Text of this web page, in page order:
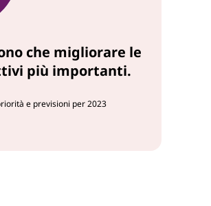
che migliorare le
più importanti.
e previsioni per 2023